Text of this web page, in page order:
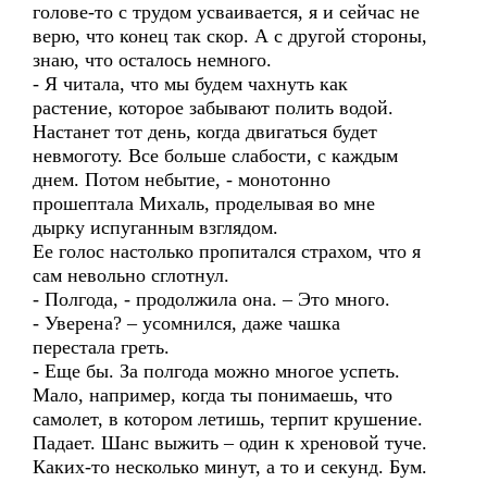
голове-то с трудом усваивается, я и сейчас не
верю, что конец так скор. А с другой стороны,
знаю, что осталось немного.
- Я читала, что мы будем чахнуть как
растение, которое забывают полить водой.
Настанет тот день, когда двигаться будет
невмоготу. Все больше слабости, с каждым
днем. Потом небытие, - монотонно
прошептала Михаль, проделывая во мне
дырку испуганным взглядом.
Ее голос настолько пропитался страхом, что я
сам невольно сглотнул.
- Полгода, - продолжила она. – Это много.
- Уверена? – усомнился, даже чашка
перестала греть.
- Еще бы. За полгода можно многое успеть.
Мало, например, когда ты понимаешь, что
самолет, в котором летишь, терпит крушение.
Падает. Шанс выжить – один к хреновой туче.
Каких-то несколько минут, а то и секунд. Бум.